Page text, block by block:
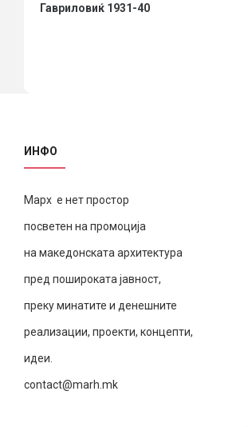
Гавриловиќ 1931-40
ИНФО
Марх е нет простор
посветен на промоција
на македонската архитектура
пред пошироката јавност,
преку минатите и денешните
реализации, проекти, концепти,
идеи.
contact@marh.mk